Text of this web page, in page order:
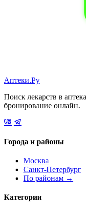
Аптеки.Ру
Поиск лекарств в
бронирование онлайн.
Города и районы
Москва
Санкт-Петербург
По районам →
Категории